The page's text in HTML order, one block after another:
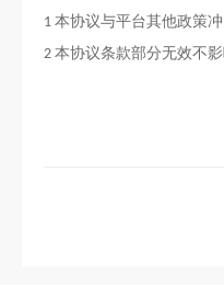
1 本协议与平台其他政策
2 本协议条款部分无效不影